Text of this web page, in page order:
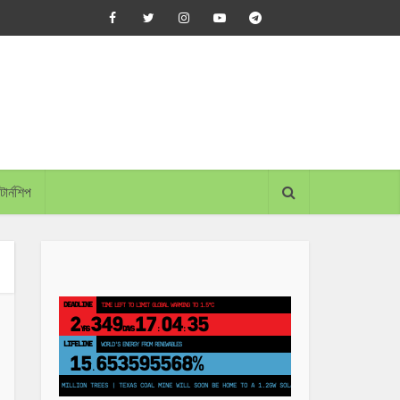
DEADLINE TIME LEFT TO LIMIT GLOBAL WARMING TO 1.5°C
2YRS 349DAYS 17 : 04: 35
LIFELINE LAND PROTECTED BY INDIGENOUS PEOPLE
43,500,000km²
TO PLANT 250 MILLION TREES | TEXAS COAL MINE WILL SOON BE HOME TO A 1.2GW SOLAR FARM | CHINA GENERATES